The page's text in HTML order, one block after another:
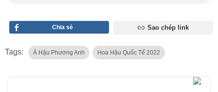
Chia sẻ Sao chép link
Tags: Á Hậu Phương Anh Hoa Hậu Quốc Tế 2022